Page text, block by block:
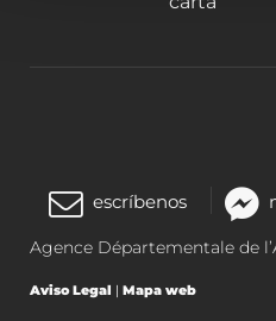
escríbenos
Agence Départementale de
Aviso Legal | Mapa web